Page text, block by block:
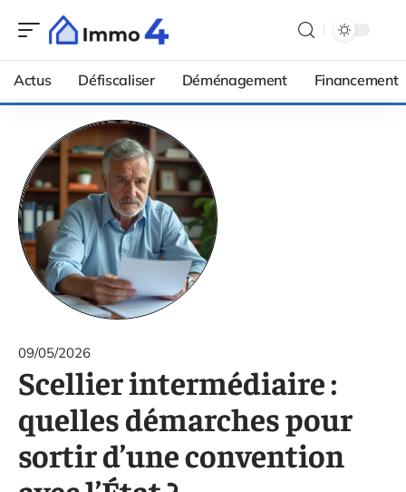
Actus Défiscaliser Déménagement Financement
09/05/2026
Scellier intermédiaire :
quelles démarches pour
sortir d’une convention